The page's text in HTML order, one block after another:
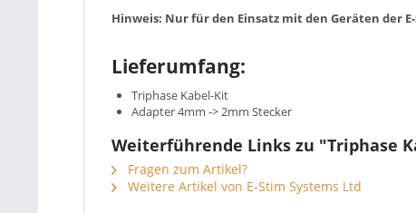
Hinweis: Nur für den Einsatz mit den Geräten der
Lieferumfang:
Triphase Kabel-Kit
Adapter 4mm -> 2mm Stecker
Weiterführende Links zu "Triphase
Fragen zum Artikel?
Weitere Artikel von E-Stim Systems Ltd